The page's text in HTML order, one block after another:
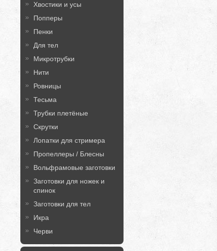
Хвостики и усы
Попперы
Пенки
Для тел
Микротрубки
Нити
Ровницы
Тесьма
Трубки плетёные
Скрутки
Лопатки для стримера
Пропеллеры / Блесны
Вольфрамовые заготовки
Заготовки для ножек и
спинок
Заготовки для тел
Икра
Черви